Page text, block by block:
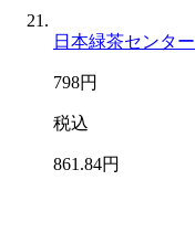
日本緑茶センタ
798円
税込
861 .84円